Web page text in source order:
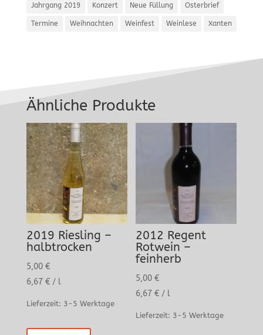
Jahrgang 2019 Konzert Neue Füllung Osterbrief
Termine Weihnachten Weinfest Weinlese Xanten
Ähnliche Produkte
2019 Riesling –
halbtrocken
5,00 €
6,67 €/ l
Lieferzeit: 3-5 Werktage
2012 Regent
Rotwein –
feinherb
5,00€
6,67€ / l
Lieferzeit: 3-5 Werktage